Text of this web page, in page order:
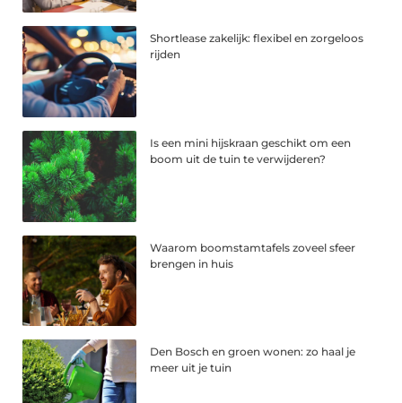
Shortlease zakelijk: flexibel en zorgeloos
rijden
Is een mini hijskraan geschikt om een
boom uit de tuin te verwijderen?
Waarom boomstamtafels zoveel sfeer
brengen in huis
Den Bosch en groen wonen: zo haal je
meer uit je tuin